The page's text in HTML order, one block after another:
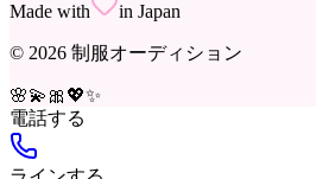
Made with in Japan
© 2026 制服オーディション
🌸💫 🎀 💖✨
電話する